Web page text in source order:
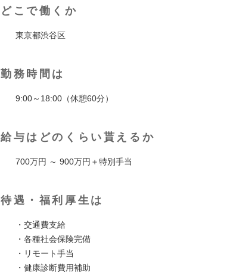
どこで働くか
東京都渋谷区
勤務時間は
9:00～18:00（休憩60分）
給与はどのくらい貰えるか
700万円 ～ 900万円＋特別手当
待遇・福利厚生は
・交通費支給
・各種社会保険完備
・リモート⼿当
・健康診断費⽤補助